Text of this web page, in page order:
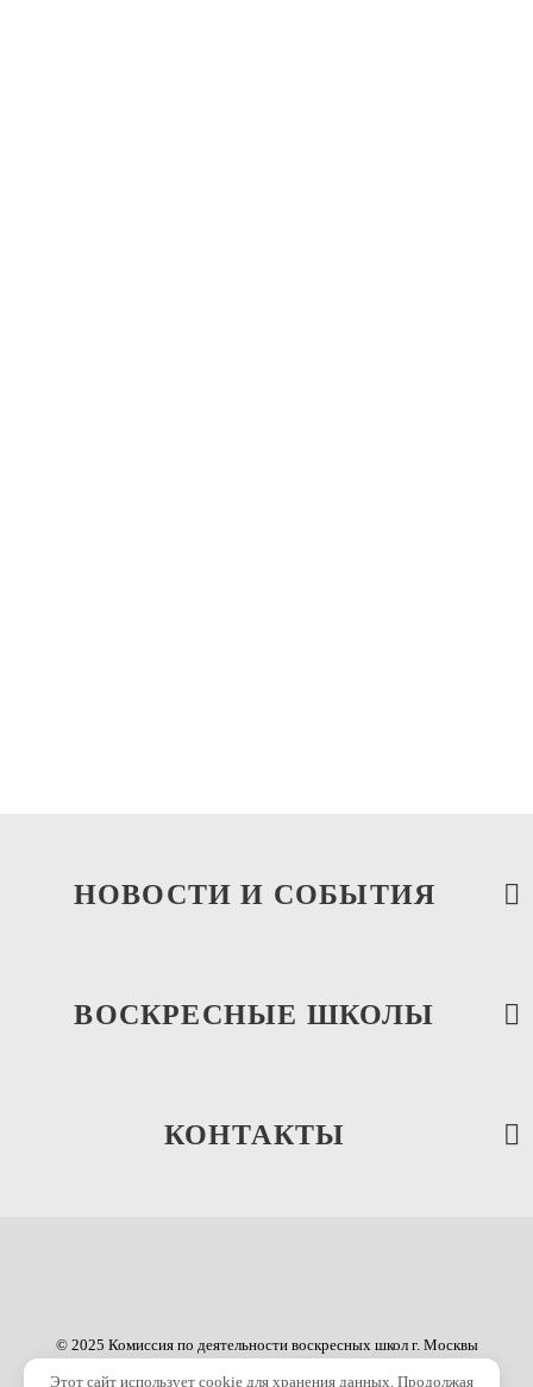
НОВОСТИ И СОБЫТИЯ
ВОСКРЕСНЫЕ ШКОЛЫ
КОНТАКТЫ
© 2025 Комиссия по деятельности воскресных школ г. Москвы
Этот сайт использует cookie для хранения данных. Продолжая